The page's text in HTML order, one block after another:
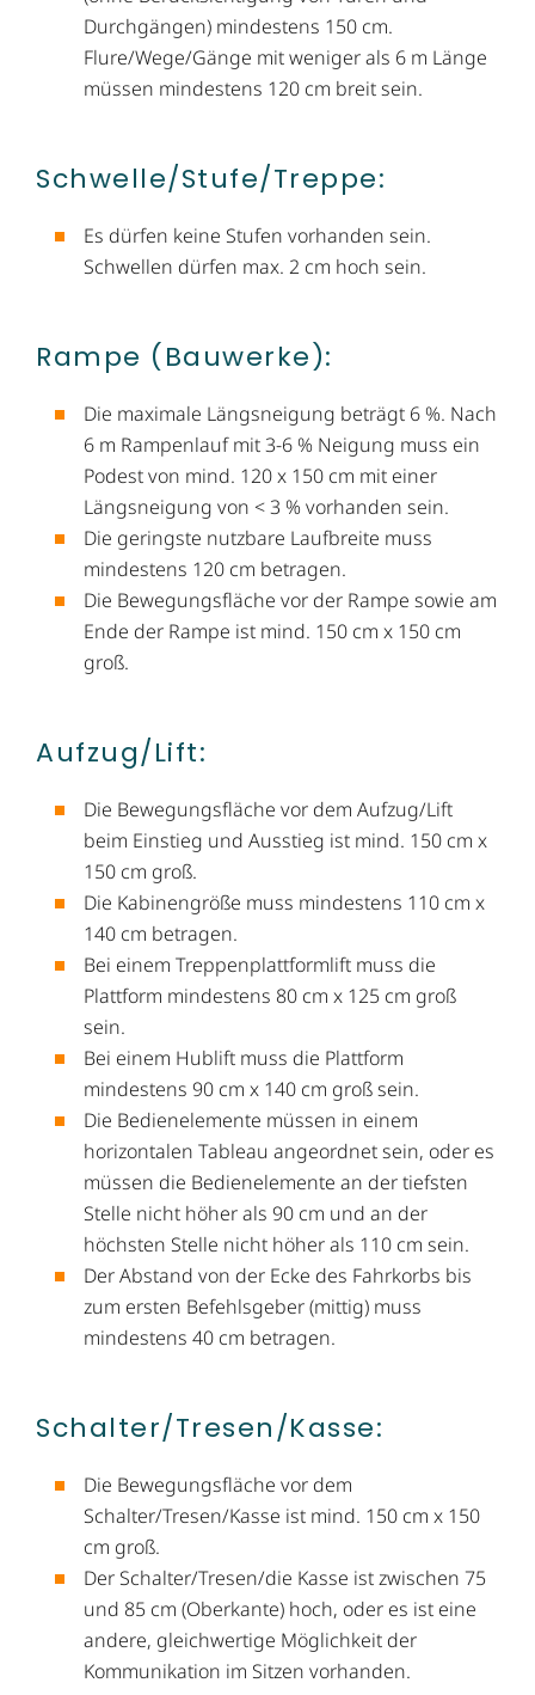
Durchgängen) mindestens 150 cm.
Flure/Wege/Gänge mit weniger als 6 m Länge
müssen mindestens 120 cm breit sein.
Schwelle/Stufe/​Treppe:
Es dürfen keine Stufen vorhanden sein.
Schwellen dürfen max. 2 cm hoch sein.
Rampe (Bauwerke):
Die maximale Längsneigung beträgt 6 %. Nach
6 m Rampenlauf mit 3-6 % Neigung muss ein
Podest von mind. 120 x 150 cm mit einer
Längsneigung von < 3 % vorhanden sein.
Die geringste nutzbare Laufbreite muss
mindestens 120 cm betragen.
Die Bewegungsfläche vor der Rampe sowie am
Ende der Rampe ist mind. 150 cm x 150 cm
groß.
Aufzug/Lift:
Die Bewegungsfläche vor dem Aufzug/Lift
beim Einstieg und Ausstieg ist mind. 150 cm x
150 cm groß.
Die Kabinengröße muss mindestens 110 cm x
140 cm betragen.
Bei einem Treppenplattformlift muss die
Plattform mindestens 80 cm x 125 cm groß
sein.
Bei einem Hublift muss die Plattform
mindestens 90 cm x 140 cm groß sein.
Die Bedienelemente müssen in einem
horizontalen Tableau angeordnet sein, oder es
müssen die Bedienelemente an der tiefsten
Stelle nicht höher als 90 cm und an der
höchsten Stelle nicht höher als 110 cm sein.
Der Abstand von der Ecke des Fahrkorbs bis
zum ersten Befehlsgeber (mittig) muss
mindestens 40 cm betragen.
Schalter/Tresen/​Kasse:
Die Bewegungsfläche vor dem
Schalter/Tresen/Kasse ist mind. 150 cm x 150
cm groß.
Der Schalter/Tresen/die Kasse ist zwischen 75
und 85 cm (Oberkante) hoch, oder es ist eine
andere, gleichwertige Möglichkeit der
Kommunikation im Sitzen vorhanden.